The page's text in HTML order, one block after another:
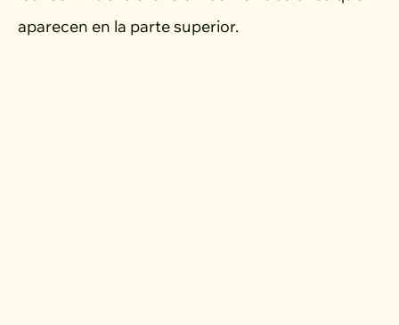
aparecen en la parte superior.